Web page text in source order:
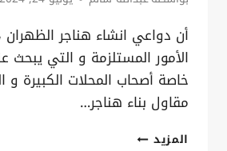
أن دواعي انشاء هناجر
الأمور المستلزمة و التي يبحث
خاصة أصحاب المحلات الكبيرة و
مقاول بناء هناجر…
المزيدانشاء